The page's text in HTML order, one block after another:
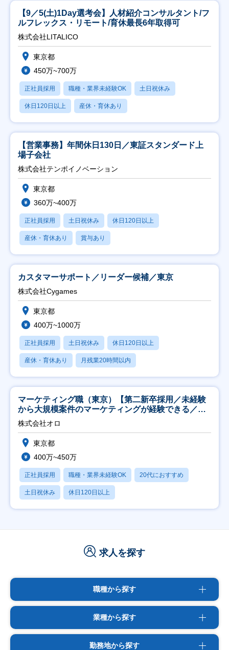
【9／5(土)1Day選考会】人材紹介コンサルタント/フ
ルフレックス・リモート/育休最長6年取得可
株式会社LITALICO
東京都
450万~700万
正社員採用 職種・業界未経験OK 土日祝休み
休日120日以上 産休・育休あり
【営業事務】年間休日130日／東証スタンダード上
場子会社
株式会社テンポイノベーション
東京都
360万~400万
正社員採用 土日祝休み 休日120日以上
産休・育休あり 賞与あり
カスタマーサポート／リーダー候補／東京
株式会社Cygames
東京都
400万~1000万
正社員採用 土日祝休み 休日120日以上
産休・育休あり 月残業20時間以内
マーケティング職（東京）【第二新卒採用／未経験
から大規模案件のマーケティングが経験できる／研
修充実】
株式会社オロ
東京都
400万~450万
正社員採用 職種・業界未経験OK 20代におすすめ
土日祝休み 休日120日以上
求人を探す
職種から探す
業種から探す
勤務地から探す